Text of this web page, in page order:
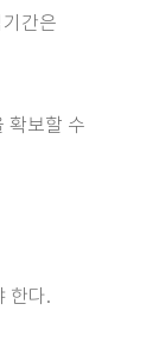
간은
확보할 수
한다.